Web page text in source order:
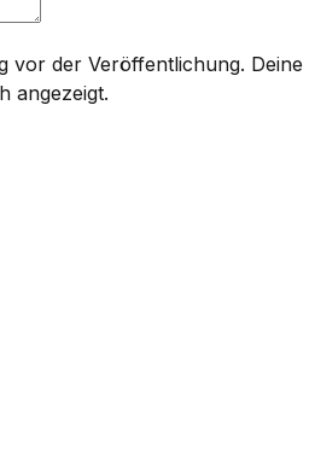
vor der Veröffentlichung. Deine
angezeigt.